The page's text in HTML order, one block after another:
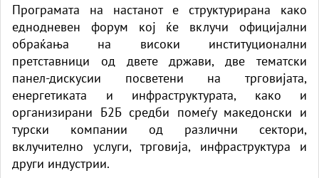
Програмата на настанот е структурирана како
еднодневен форум кој ќе вклучи официјални
обраќања на високи институционални
претставници од двете држави, две тематски
панел-дискусии посветени на трговијата,
енергетиката и инфраструктурата, како и
организирани Б2Б средби помеѓу македонски и
турски компании од различни сектори,
вклучително услуги, трговија, инфраструктура и
други индустрии.